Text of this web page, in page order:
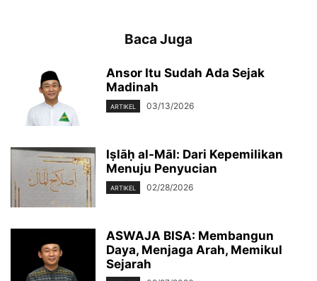
Baca Juga
Ansor Itu Sudah Ada Sejak
Madinah
ARTIKEL 03/13/2026
Iṣlāḥ al-Māl: Dari Kepemilikan
Menuju Penyucian
ARTIKEL 02/28/2026
ASWAJA BISA: Membangun
Daya, Menjaga Arah, Memikul
Sejarah